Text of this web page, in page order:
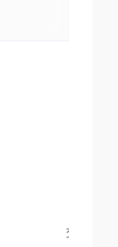
交易产品